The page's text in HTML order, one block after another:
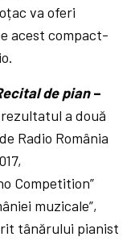
va oferi
acest compact-
de pian–
rezultatul a două
Radio România
Competition”
muzicale”,
tânărului pianist